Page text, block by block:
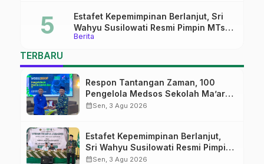
Berita
Estafet Kepemimpinan Berlanjut, Sri
Wahyu Susilowati Resmi Pimpin MTs
Ma’arif Sapuran
TERBARU
Respon Tantangan Zaman, 100
Pengelola Medsos Sekolah Ma’arif
Pekalongan Ikuti Pelatihan Literasi
calendar_monthSen, 3 Agu 2026
Estafet Kepemimpinan Berlanjut,
Sri Wahyu Susilowati Resmi Pimpin
MTs Ma’arif Sapuran
calendar_monthSen, 3 Agu 2026